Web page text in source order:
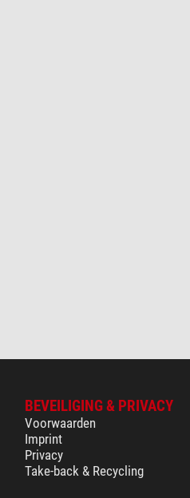
BEVEILIGING & PRIVACY
Voorwaarden
Imprint
Privacy
Take-back & Recycling